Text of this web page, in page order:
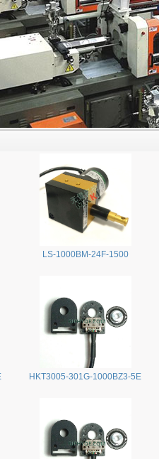
LS-1000BM-24F-1500
HKT3005-301G-1000BZ3-5E